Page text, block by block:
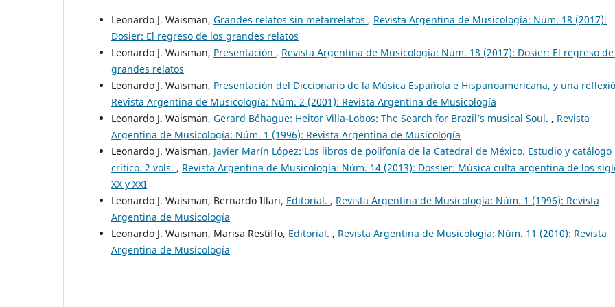
Leonardo J. Waisman, Grandes relatos sin metarrelatos , Revista Argentina de Musicología: Núm. 18 (2017):
Dosier: El regreso de los grandes relatos
Leonardo J. Waisman, Presentación , Revista Argentina de Musicología: Núm. 18 (2017): Dosier: El regreso
grandes relatos
Leonardo J. Waisman, Presentación del Diccionario de la Música Española e Hispanoamericana, y una
Revista Argentina de Musicología: Núm. 2 (2001): Revista Argentina de Musicología
Leonardo J. Waisman, Gerard Béhague: Heitor Villa-Lobos: The Search for Brazil’s musical Soul. , Revista
Argentina de Musicología: Núm. 1 (1996): Revista Argentina de Musicología
Leonardo J. Waisman, Javier Marín López: Los libros de polifonía de la Catedral de México. Estudio y catálogo
crítico. 2 vols. , Revista Argentina de Musicología: Núm. 14 (2013): Dossier: Música culta argentina de los
XX y XXI
Leonardo J. Waisman, Bernardo Illari, Editorial. , Revista Argentina de Musicología: Núm. 1 (1996): Revista
Argentina de Musicología
Leonardo J. Waisman, Marisa Restiffo, Editorial. , Revista Argentina de Musicología: Núm. 11 (2010): Revista
Argentina de Musicología